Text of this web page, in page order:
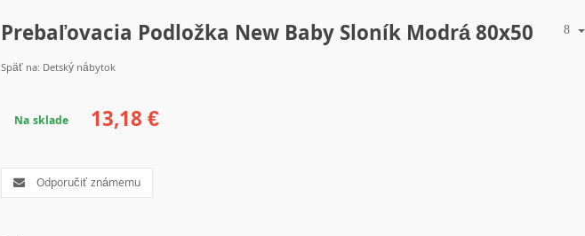
Prebaľovacia Podložka New Baby Sloník Modrá 80x50
Späť na: Detský nábytok
Na sklade 13,18 €
Odporučiť známemu